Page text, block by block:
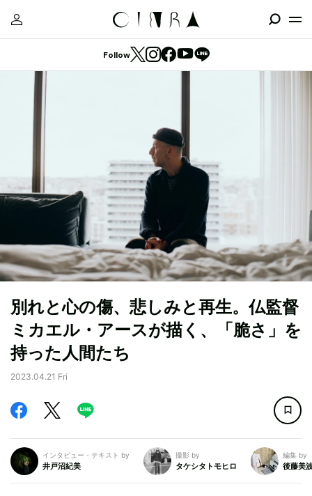
Follow
別れと心の傷、悲しみと再生。仏監督
ミカエル・アースが描く、「脆さ」を
持った人間たち
2023.04.21 Fri
インタビュー・テキスト by
井戸沼紀美
撮影 by
タケシタトモヒロ
編集 by
後藤美